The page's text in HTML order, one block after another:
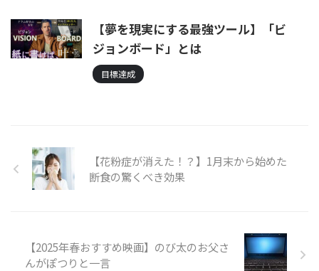
【夢を現実にする最強ツール】「ビ
ジョンボード」とは
目標達成
【花粉症が消えた！？】1月末から始めた
断食の驚くべき効果
【2025年春おすすめ映画】のび太のお父さ
んがぽつりと一言